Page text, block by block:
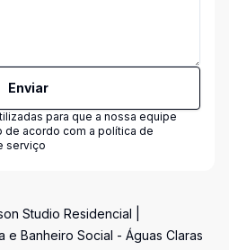
Enviar
para que a nossa equipe
de acordo com a política de
serviço
Studio Residencial |
e Banheiro Social - Águas Claras